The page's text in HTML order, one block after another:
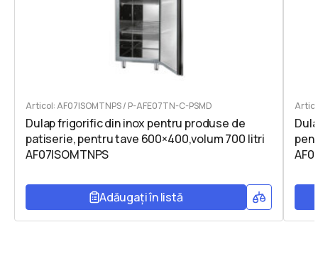
Articol: AF07ISOMTNPS / P-AFE07TN-C-PSMD
Dulap frigorific din inox pentru produse de
patiserie, pentru tave 600×400,volum 700 litri
AF07ISOMTNPS
Adăugați în listă